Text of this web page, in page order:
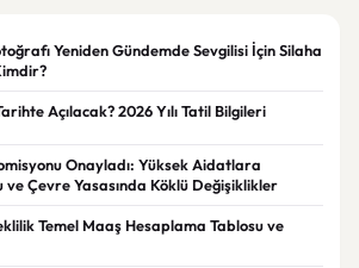
Yeniden Gündemde Sevgilisi İçin Silaha
Açılacak? 2026 Yılı Tatil Bilgileri
Onayladı: Yüksek Aidatlara
ve Çevre Yasasında Köklü Değişiklikler
Temel Maaş Hesaplama Tablosu ve